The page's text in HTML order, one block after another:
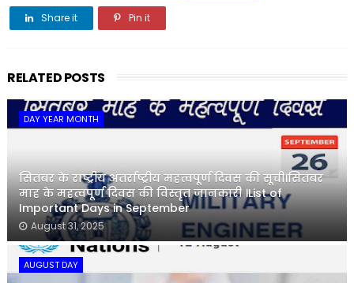
Share it Pin it
RELATED POSTS
DAY YEAR MONTH
सितंबर के राष्ट्रीय अंतर्राष्ट्रीय महत्वपूर्ण दिवस की सूची।सितंबर
माह के महत्वपूर्ण दिवस की विस्तृत जानकारी ।List of
Important Days in September
August 31, 2025
AUGUST DAY